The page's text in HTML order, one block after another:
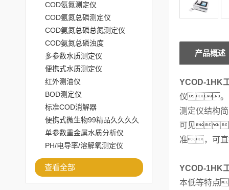
COD氨氮测定仪
COD氨氮总磷测定仪
COD氨氮总磷总氮测定仪
COD氨氮总磷浊度
多参数水质测定仪
便携式水质测定仪
红外测油仪
BOD测定仪
标准COD消解器
便携式微生物99精品久久久久
水蜜桃百度百度
单参数重金属水质分析仪
PH/电导率/溶解氧测定仪
查看全部
产品概述
YCOD-1HK
仪。它
测定仪结
可见
准，
YCOD-1HK
本低等特